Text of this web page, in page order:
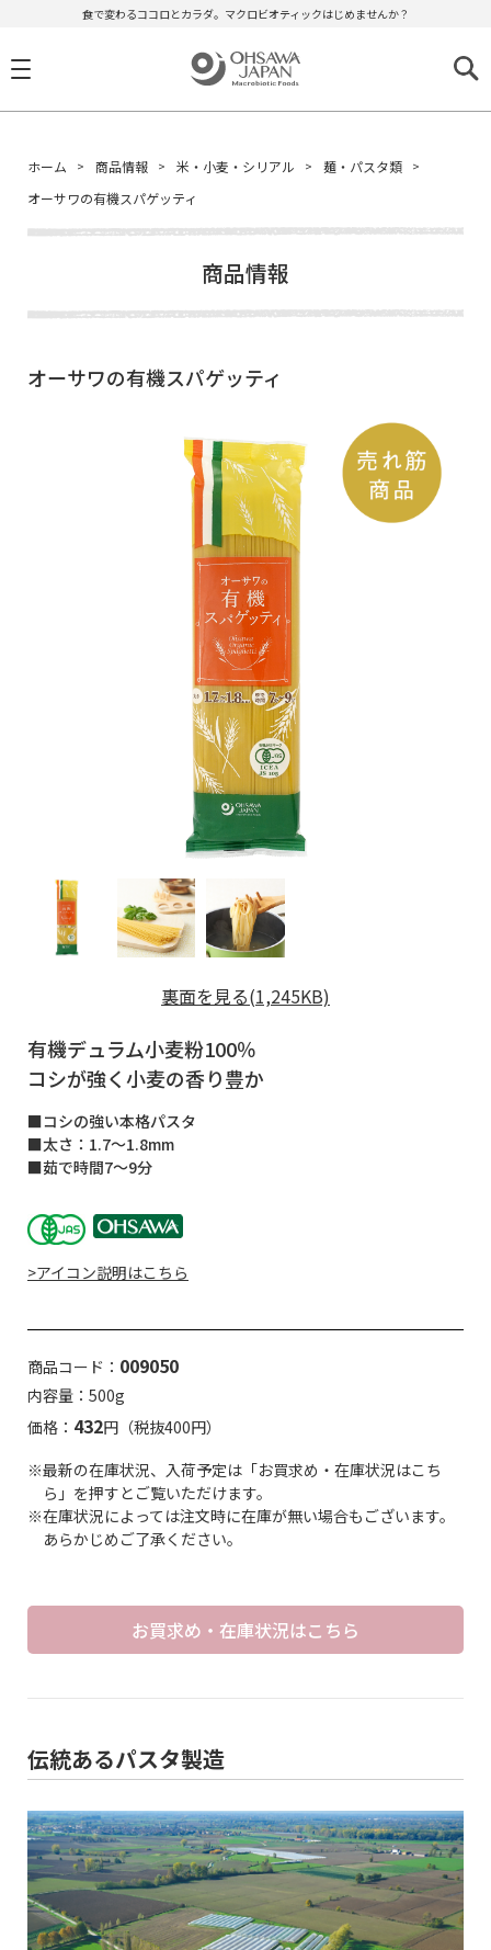
食で変わるココロとカラダ。マクロビオティックはじめませんか？
ホーム 商品情報 米・小麦・シリアル
麺・パスタ類
オーサワの有機スパゲッティ
商品情報
オーサワの有機スパゲッティ
裏面を見る(1,245KB)
有機デュラム小麦粉100％
コシが強く小麦の香り豊か
■コシの強い本格パスタ
■太さ：1.7～1.8mm
■茹で時間7～9分
>アイコン説明はこちら
商品コード： 009050
内容量：500g
価格： 432円（税抜400円）
※最新の在庫状況、入荷予定は「お買求め・在庫状況はこち
ら」を押すとご覧いただけます。
※在庫状況によっては注文時に在庫が無い場合もございます。
あらかじめご了承ください。
お買求め・在庫状況はこちら
伝統あるパスタ製造